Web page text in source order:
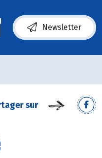
Newsletter
sur